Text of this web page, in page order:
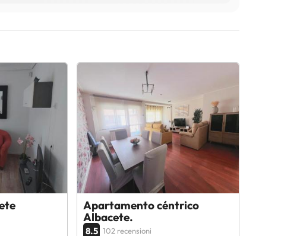
Apartamento céntrico
Albacete.
8.5 102 recensioni